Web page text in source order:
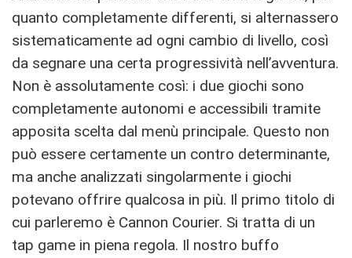
quanto completamente differenti, si alternassero
sistematicamente ad ogni cambio di livello, così
da segnare una certa progressività nell’avventura.
Non è assolutamente così: i due giochi sono
completamente autonomi e accessibili tramite
apposita scelta dal menù principale. Questo non
può essere certamente un contro determinante,
ma anche analizzati singolarmente i giochi
potevano offrire qualcosa in più. Il primo titolo di
cui parleremo è Cannon Courier. Si tratta di un
tap game in piena regola. Il nostro buffo